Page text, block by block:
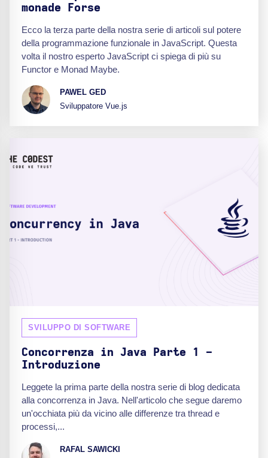
monade Forse
Ecco la terza parte della nostra serie di articoli sul potere
della programmazione funzionale in JavaScript. Questa
volta il nostro esperto JavaScript ci spiega di più su
Functor e Monad Maybe.
PAWEL GED
Sviluppatore Vue.js
SVILUPPO DI SOFTWARE
Concorrenza in Java Parte 1 -
Introduzione
Leggete la prima parte della nostra serie di blog dedicata
alla concorrenza in Java. Nell'articolo che segue daremo
un'occhiata più da vicino alle differenze tra thread e
processi,...
RAFAL SAWICKI